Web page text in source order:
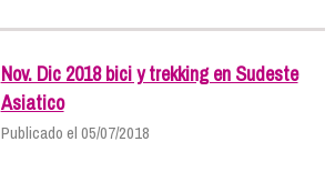
Nov. Dic 2018 bici y trekking en Sudeste
Asiatico
Publicado el 05/07/2018